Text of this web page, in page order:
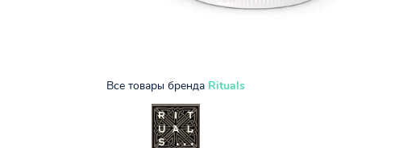
Все товары бренда Rituals